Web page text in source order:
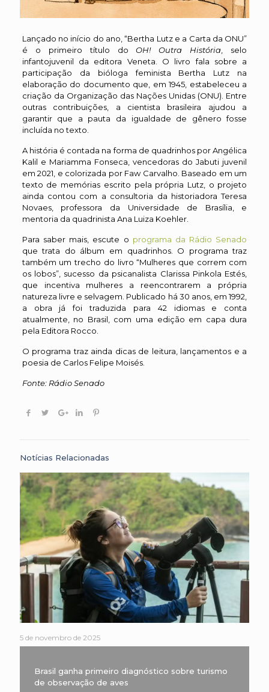
Lançado no início do ano, “Bertha Lutz e a Carta da ONU”
é o primeiro título doOH! Outra História , selo
infantojuvenil da editora Veneta. O livro fala sobre a
participação da bióloga feminista Bertha Lutz na
elaboração do documento que, em 1945, estabeleceu a
criação da Organização das Nações Unidas (ONU). Entre
outras contribuições, a cientista brasileira ajudou a
garantir que a pauta da igualdade de gênero fosse
incluída no texto.
A história é contada na forma de quadrinhos por Angélica
Kalil e Mariamma Fonseca, vencedoras do Jabuti juvenil
em 2021, e colorizada por Faw Carvalho. Baseado em um
texto de memórias escrito pela própria Lutz, o projeto
ainda contou com a consultoria da historiadora Teresa
Novaes, professora da Universidade de Brasília, e
mentoria da quadrinista Ana Luiza Koehler.
Para saber mais, escute o programa da Rádio Senado
que trata do álbum em quadrinhos. O programa traz
também um trecho do livro “Mulheres que correm com
os lobos”, sucesso da psicanalista Clarissa Pinkola Estés,
que incentiva mulheres a reencontrarem a própria
natureza livre e selvagem. Publicado há 30 anos, em 1992,
a obra já foi traduzida para 42 idiomas e conta
atualmente, no Brasil, com uma edição em capa dura
pela Editora Rocco.
O programa traz ainda dicas de leitura, lançamentos e a
poesia de Carlos Felipe Moisés.
Fonte: Rádio Senado
Notícias Relacionadas
5 de novembro de 2025
Brasil ganha primeiro diagnóstico sobre turismo
de observação de aves